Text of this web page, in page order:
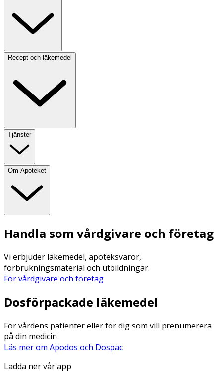
Recept och läkemedel
Tjänster
Om Apoteket
Handla som vårdgivare och företag
Vi erbjuder läkemedel, apoteksvaror,
förbrukningsmaterial och utbildningar.
För vårdgivare och företag
Dosförpackade läkemedel
För vårdens patienter eller för dig som vill prenumerera
på din medicin
Läs mer om Apodos och Dospac
Ladda ner vår app